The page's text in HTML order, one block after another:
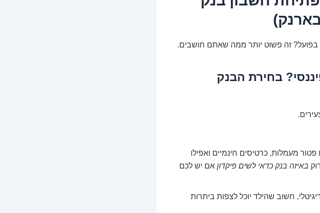
בפועל? זה פשוט יותר ממה שאתם חושבים.
בחירת הבנק
מעמלות, כרטיסים חינמיים ואפילו
באיזה בנק כדאי לשים פיקדון אם יש לכם
חשוב שהילד יוכל לצפות ביתרות